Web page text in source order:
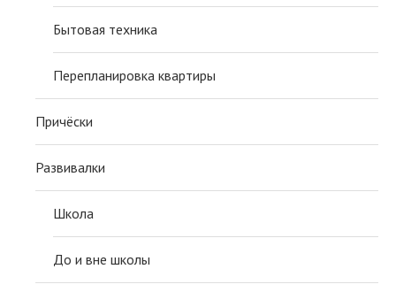
Бытовая техника
Перепланировка квартиры
Причёски
Развивалки
Школа
До и вне школы